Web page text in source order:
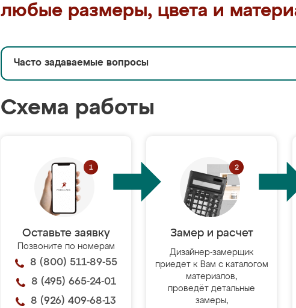
любые размеры, цвета и
Часто задаваемые вопросы
Схема работы
Оставьте заявку
Позвоните по номерам
8 (800) 511-89-55
8 (495) 665-24-01
8 (926) 409-68-13
Замер и расчет
Дизайнер-замерщик
приедет к Вам с каталогом
материалов,
проведёт детальные
замеры,